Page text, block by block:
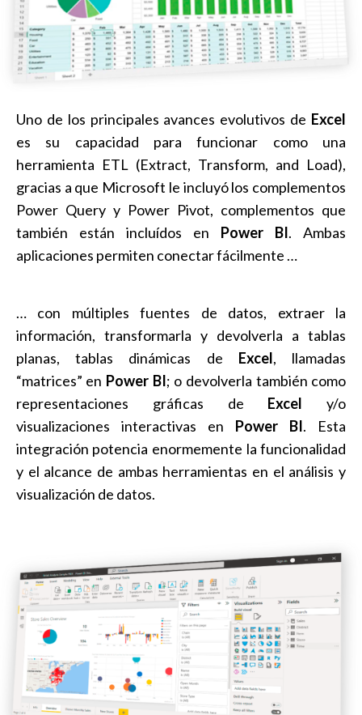
Uno de los principales avances evolutivos de Excel
es su capacidad para funcionar como una
herramienta ETL (Extract, Transform, and Load),
gracias a que Microsoft le incluyó los complementos
Power Query y Power Pivot, complementos que
también están incluídos en Power BI. Ambas
aplicaciones permiten conectar fácilmente …
… con múltiples fuentes de datos, extraer la
información, transformarla y devolverla a tablas
planas, tablas dinámicas de Excel, llamadas
“matrices” en Power BI; o devolverla también como
representaciones gráficas de Excel y/o
visualizaciones interactivas en Power BI. Esta
integración potencia enormemente la funcionalidad
y el alcance de ambas herramientas en el análisis y
visualización de datos.